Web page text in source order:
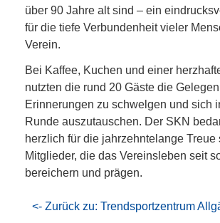
über 90 Jahre alt sind – ein
für die tiefe Verbundenheit vieler
Verein.
Bei Kaffee, Kuchen und einer
nutzten die rund 20 Gäste die
Erinnerungen zu schwelgen und sich
Runde auszutauschen. Der SKN
herzlich für die jahrzehntelange Treue
Mitglieder, die das Vereinsleben seit
bereichern und prägen.
<- Zurück zu: Trendsportzentrum